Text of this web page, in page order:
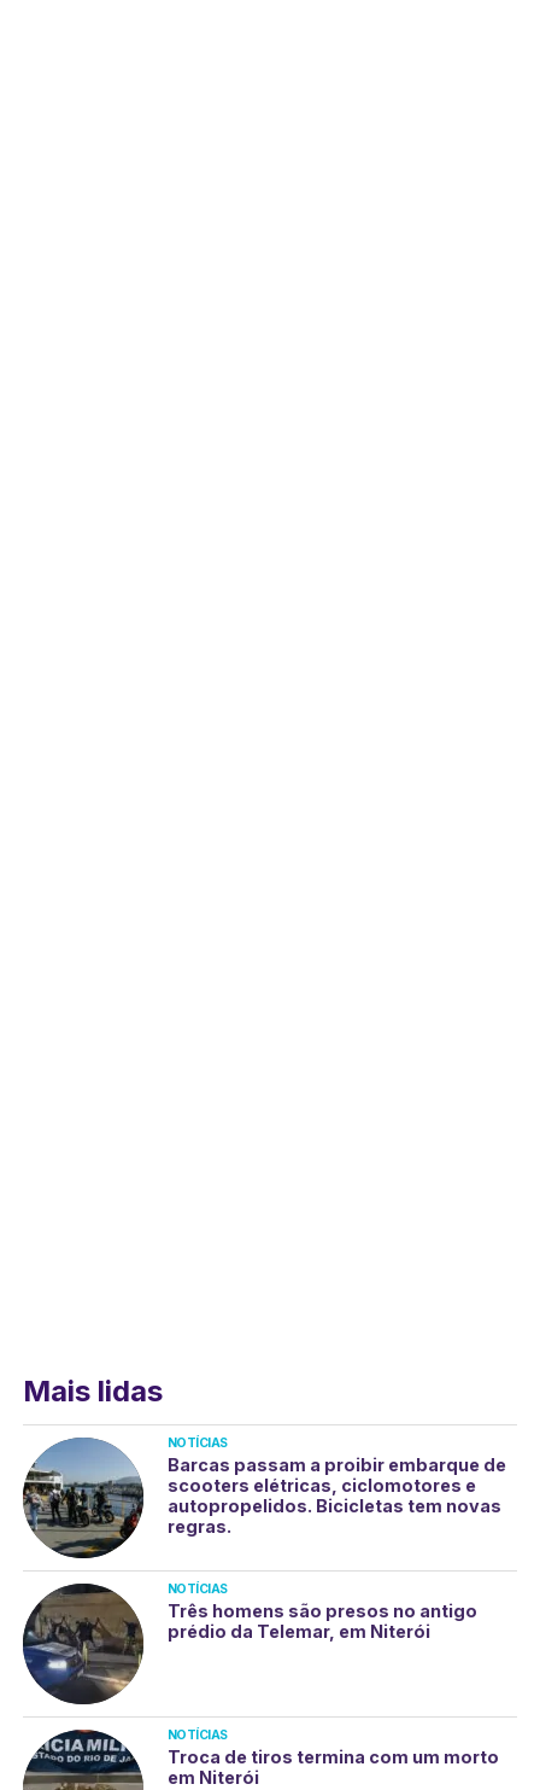
Mais lidas
NOTÍCIAS
Barcas passam a proibir embarque de
scooters elétricas, ciclomotores e
autopropelidos. Bicicletas tem novas
regras.
NOTÍCIAS
Três homens são presos no antigo
prédio da Telemar, em Niterói
NOTÍCIAS
Troca de tiros termina com um morto
em Niterói